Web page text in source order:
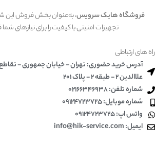
فروشگاه هایک سرویس، به‌عنوان بخش فروش این
تجهیزات امنیتی با کیفیت را برای نیازهای
راه های ارتباطی
آدرس خرید حضوری: تهران - خیابان جمهوری -
علاالدین 2 - طبقه 2 - پلاک 201
شماره تلفن: 02166346938
شماره موبایل: 09124723725
واتس اپ: 09124723725
ایمیل: info@hik-service.com